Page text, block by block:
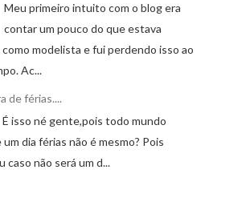
Meu primeiro intuito com o blog era
contar um pouco do que estava
modelista e fui perdendo isso ao
Ac...
de férias....
gente,pois todo mundo
dia férias não é mesmo? Pois
caso não será um d...